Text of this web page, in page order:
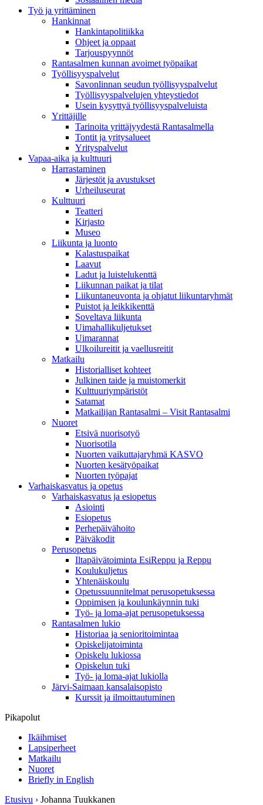
Työ ja yrittäminen
Hankinnat
Hankintapolitiikka
Ohjeet ja oppaat
Tarjouspyynnöt
Rantasalmen kunnan avoimet työpaikat
Työllisyyspalvelut
Savonlinnan seudun työllisyyspalvelut
Työllisyyspalvelujen yhteystiedot
Usein kysyttyä työllisyyspalveluista
Yrittäjille
Tarinoita yrittäjyydestä Rantasalmella
Tontit ja yritysalueet
Yrityspalvelut
Vapaa-aika ja kulttuuri
Harrastaminen
Järjestöt ja avustukset
Urheiluseurat
Kulttuuri
Teatteri
Kirjasto
Museo
Liikunta ja luonto
Kalastuspaikat
Laavut
Ladut ja luistelukenttä
Liikunnan paikat ja tilat
Liikuntaneuvonta ja ohjatut liikuntaryhmät
Puistot ja leikkikenttä
Soveltava liikunta
Uimahallikuljetukset
Uimarannat
Ulkoilureitit ja vaellusreitit
Matkailu
Historialliset kohteet
Julkinen taide ja muistomerkit
Kulttuuriympäristöt
Satamat
Matkailijan Rantasalmi – Visit Rantasalmi
Nuoret
Etsivä nuorisotyö
Nuorisotila
Nuorten vaikuttajaryhmä KASVO
Nuorten kesätyöpaikat
Nuorten työpajat
Varhaiskasvatus ja opetus
Varhaiskasvatus ja esiopetus
Asiointi
Esiopetus
Perhepäivähoito
Päiväkodit
Perusopetus
Iltapäivätoiminta EsiReppu ja Reppu
Koulukuljetus
Yhtenäiskoulu
Opetussuunnitelmat perusopetuksessa
Oppimisen ja koulunkäynnin tuki
Työ- ja loma-ajat perusopetuksessa
Rantasalmen lukio
Historiaa ja senioritoimintaa
Opiskelijatoiminta
Opiskelu lukiossa
Opiskelun tuki
Työ- ja loma-ajat lukiolla
Järvi-Saimaan kansalaisopisto
Kurssit ja ilmoittautuminen
Pikapolut
Ikäihmiset
Lapsiperheet
Matkailu
Nuoret
Briefly in English
Etusivu › Johanna Tuukkanen